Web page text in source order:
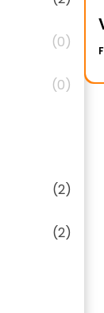
(0)
(0)
(2)
(2)